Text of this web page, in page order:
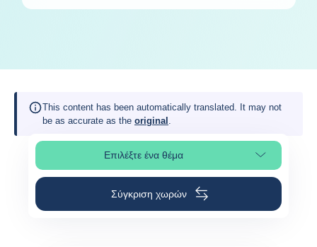
This content has been automatically translated. It may not
be as accurate as the original .
Επιλέξτε ένα θέμαΕπιλέξτε τμήμα της σελίδας
Σύγκριση χωρών